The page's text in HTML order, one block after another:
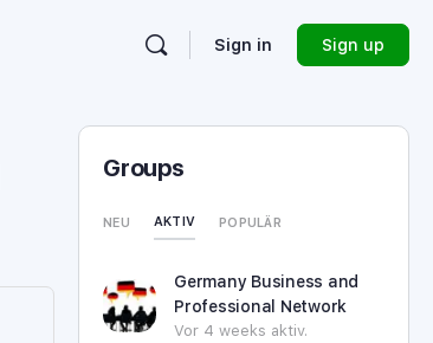
Sign in Sign up
Groups
NEU AKTIV POPULÄR
Germany Business and
Professional Network
Vor 4 weeks aktiv.